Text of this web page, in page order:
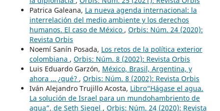
Patrica Galeana, La nueva agenda internacional: la
interrelación del medio ambiente y los derechos
humanos. El caso de México , Orbis: Núm. 24 (2020):
Revista Orbis
Noemí Sanín Posada, Los retos de la política exterior
colombiana , Orbis: Núm. 8 (2002): Revista Orbis
Luis Eduardo Garzón, México, Brasil, Argentina, y
ahora … ¿qué? , Orbis: Núm. 8 (2002): Revista Orbis
Iván Alejandro Trujillo Acosta, Libro“Hágase el agua.
La solución de Israel para un mundohambriento de
agua”, de Seth Siegel , Orbis: Núm. 24 (2020): Revista